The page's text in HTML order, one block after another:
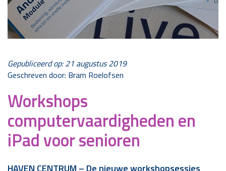
Gepubliceerd op: 21 augustus 2019
Geschreven door: Bram Roelofsen
Workshops
computervaardigheden en
iPad voor senioren
HAVEN CENTRUM – De nieuwe workshopsessies